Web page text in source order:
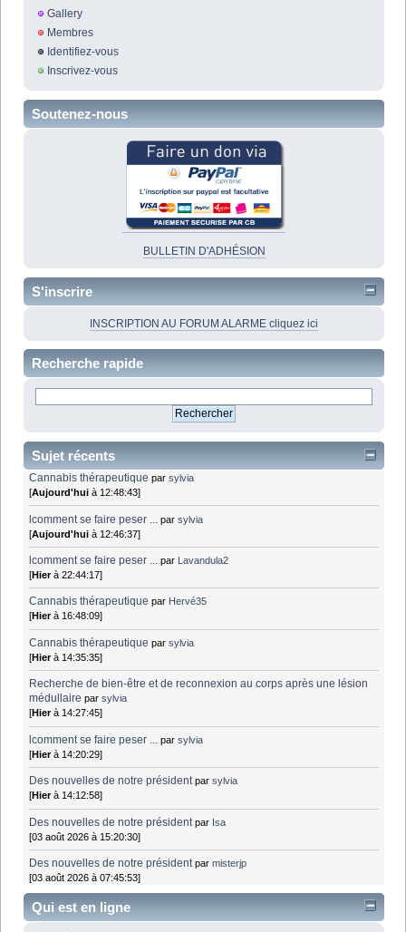
Gallery
Membres
Identifiez-vous
Inscrivez-vous
Soutenez-nous
BULLETIN D'ADHÉSION
S'inscrire
INSCRIPTION AU FORUM ALARME cliquez ici
Recherche rapide
Sujet récents
Cannabis thérapeutique parsylvia
[Aujourd'hui à 12:48:43]
lcomment se faire peser ... parsylvia
[Aujourd'hui à 12:46:37]
lcomment se faire peser ... par Lavandula2
[Hierà 22:44:17]
Cannabis thérapeutique par Hervé35
[Hierà 16:48:09]
Cannabis thérapeutique parsylvia
[Hierà 14:35:35]
Recherche de bien-être et de reconnexion au corps après une lésion
médullaire parsylvia
[Hierà 14:27:45]
lcomment se faire peser ... parsylvia
[Hierà 14:20:29]
Des nouvelles de notre président parsylvia
[Hierà 14:12:58]
Des nouvelles de notre président par Isa
[03 août 2026 à 15:20:30]
Des nouvelles de notre président parmisterjp
[03 août 2026 à 07:45:53]
Qui est en ligne